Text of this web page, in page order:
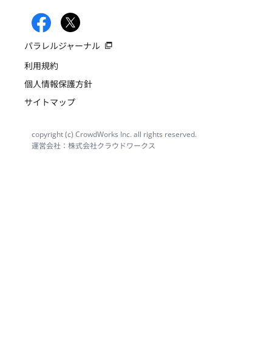
パラレルジャーナル
利用規約
個人情報保護方針
サイトマップ
copyright (c) CrowdWorks Inc. all rights reserved.
運営会社：株式会社クラウドワークス